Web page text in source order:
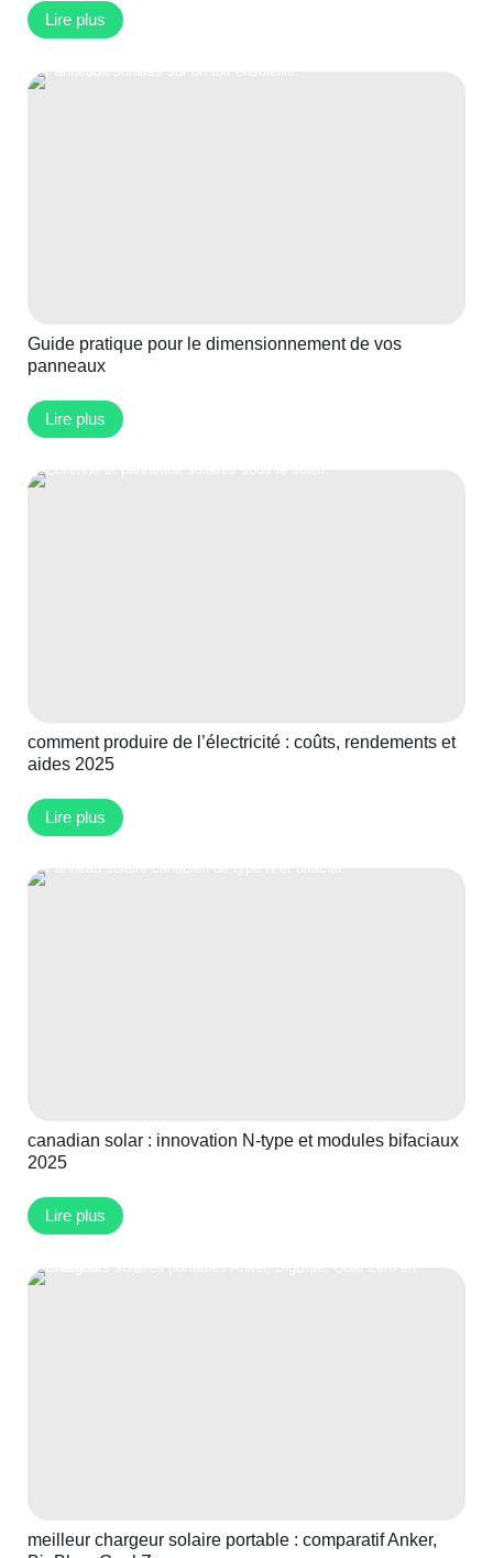
Lire plus
Guide pratique pour le dimensionnement de vos
panneaux
Lire plus
comment produire de l’électricité : coûts, rendements et
aides 2025
Lire plus
canadian solar : innovation N-type et modules bifaciaux
2025
Lire plus
meilleur chargeur solaire portable : comparatif Anker,